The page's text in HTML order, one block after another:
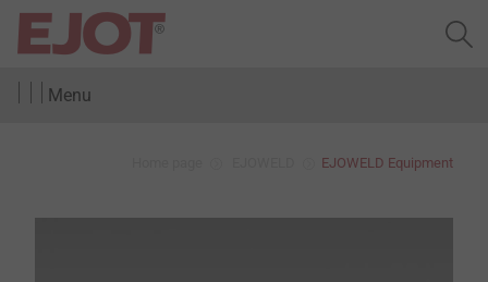
Menu
EJOWELD Equipment